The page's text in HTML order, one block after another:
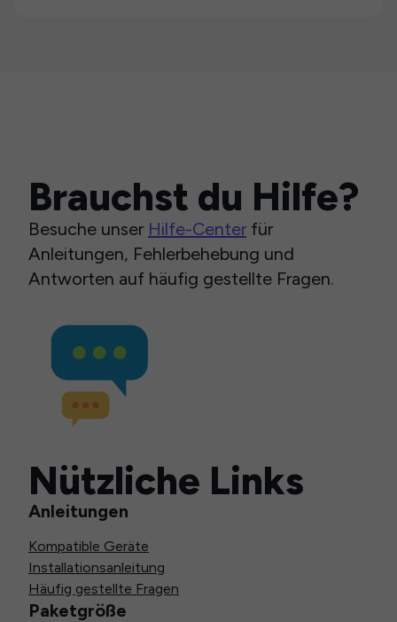
Brauchst du Hilfe?
Besuche unser Hilfe-Center für
Anleitungen, Fehlerbehebung und
Antworten auf häufig gestellte Fragen.
Nützliche Links
Anleitungen
Kompatible Geräte
Installationsanleitung
Häufig gestellte Fragen
Paketgröße